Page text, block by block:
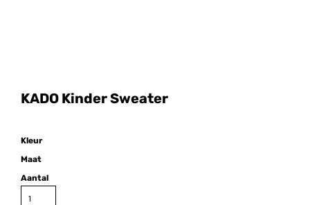
KADO Kinder Sweater
Kleur
Maat
Aantal